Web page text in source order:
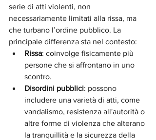
serie di atti violenti, non
necessariamente limitati alla rissa, ma
che turbano l’ordine pubblico. La
principale differenza sta nel contesto:
Rissa: coinvolge fisicamente più
persone che si affrontano in uno
scontro.
Disordini pubblici: possono
includere una varietà di atti, come
vandalismo, resistenza all'autorità o
altre forme di violenza che alterano
la tranquillità e la sicurezza della